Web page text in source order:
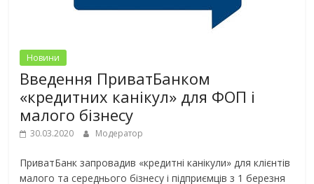
Новини
Введення ПриватБанком
«кредитних канікул» для ФОП і
малого бізнесу
30.03.2020 Модератор
ПриватБанк запровадив «кредитні канікули» для клієнтів
малого та середнього бізнесу і підприємців з 1 березня